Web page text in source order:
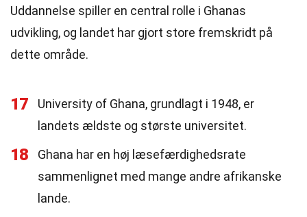
Uddannelse spiller en central rolle i Ghanas
udvikling, og landet har gjort store fremskridt på
dette område.
17
University of Ghana, grundlagt i 1948, er
landets ældste og største universitet.
18
Ghana har en høj læsefærdighedsrate
sammenlignet med mange andre afrikanske
lande.